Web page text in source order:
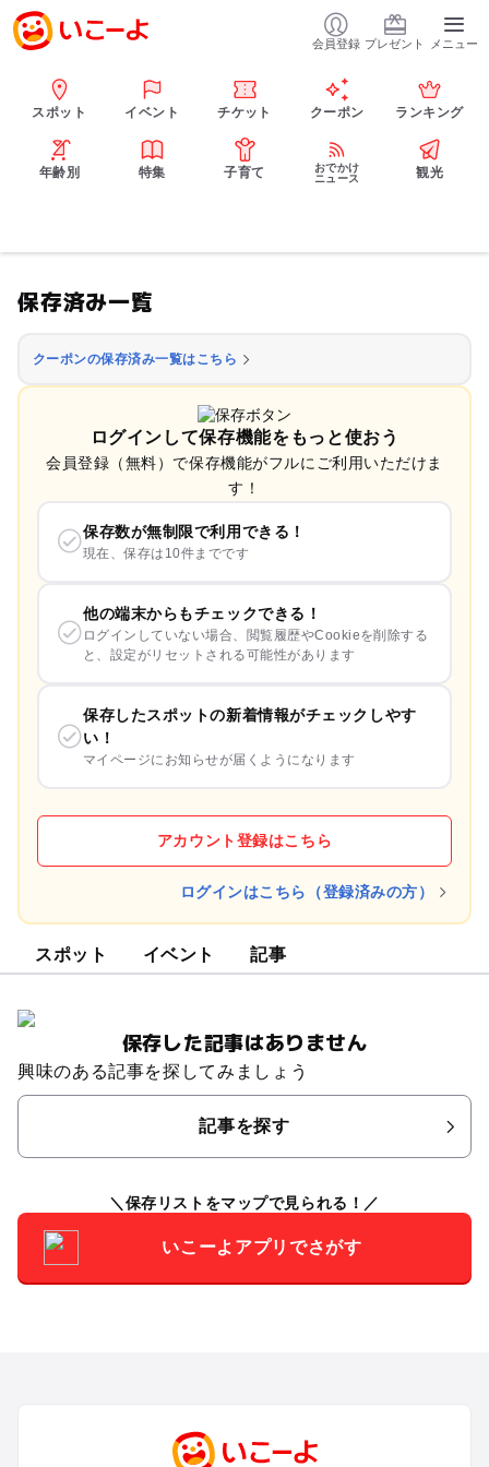
会員登録 プレゼント メニュー
スポット イベント チケット クーポン ランキング
年齢別 特集 子育て
おでかけ
ニュース
観光
保存済み一覧
クーポンの保存済み一覧はこちら
ログインして保存機能をもっと使おう
会員登録（無料）で保存機能がフルにご利用いただけま
す！
保存数が無制限で利用できる！
現在、保存は10件までです
他の端末からもチェックできる！
ログインしていない場合、閲覧履歴やCookieを削除する
と、設定がリセットされる可能性があります
保存したスポットの新着情報がチェックしやす
い！
マイページにお知らせが届くようになります
アカウント登録はこちら
ログインはこちら（登録済みの方）
スポット イベント 記事
保存した記事はありません
興味のある記事を探してみましょう
記事を探す
保存リストをマップで見られる！
いこーよアプリでさがす